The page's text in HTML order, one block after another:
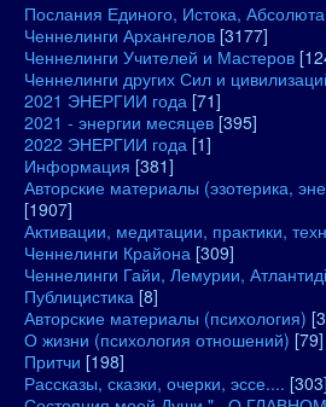
Послания Единого, Истока, Абсолюта
Ченнелинги Архангелов [3177]
Ченнелинги Учителей и Мастеров
Ченнелинги других Сил и
2021 ЭНЕРГИИ года [71]
2021 - энергии месяцев [395]
2022 ЭНЕРГИИ года [1]
Информация [381]
Авторские материалы (эзотерика,
[1907]
Активации, медитации, практики,
Ченнелинги Крайона [309]
Ченнелинги Гайи, Лемурии,
Публицистика [8]
Авторские материалы (психология)
О жизни (психология отношений) [79]
Притчи [198]
Рассказы, сказки, очерки, эссе.... [303]